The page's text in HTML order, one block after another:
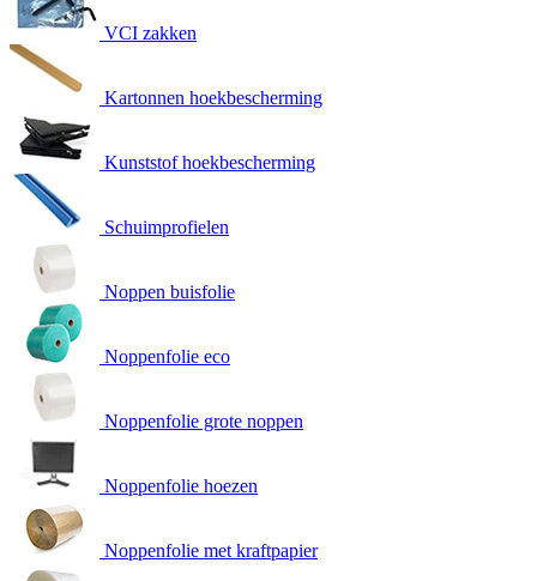
VCI zakken
Kartonnen hoekbescherming
Kunststof hoekbescherming
Schuimprofielen
Noppen buisfolie
Noppenfolie eco
Noppenfolie grote noppen
Noppenfolie hoezen
Noppenfolie met kraftpapier